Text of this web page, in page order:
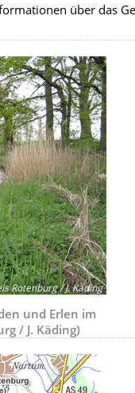
über das
Rotenburg / J. Käding
und Erlen im
/ J. Käding)